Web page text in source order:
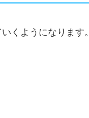
くようになります。